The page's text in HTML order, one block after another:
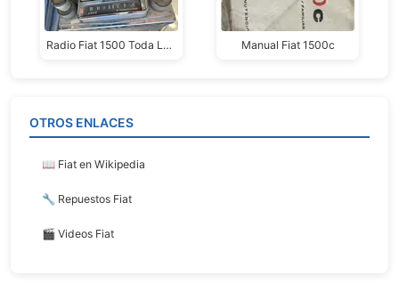
Radio Fiat 1500 Toda La Linea Manual Fiat 1500c
OTROS ENLACES
📖 Fiat en Wikipedia
🔧 Repuestos Fiat
🎬 Videos Fiat